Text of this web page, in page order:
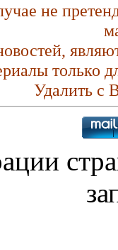
не
только
Удалить с